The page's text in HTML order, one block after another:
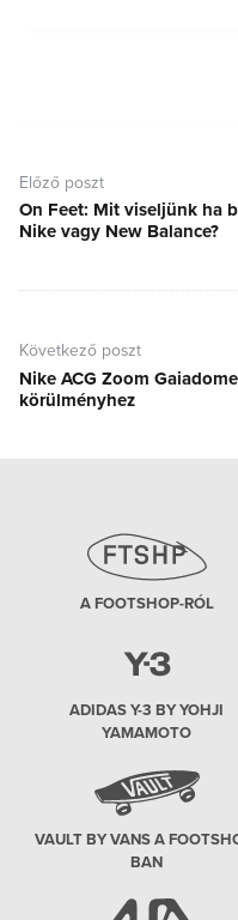
navigáció
Előző poszt
Előző
poszt:
On Feet: Mit viseljünk ha
Nike vagy New Balance?
Következő poszt
Következő
poszt:
Nike ACG Zoom
körülményhez
A FOOTSHOP-RÓL
ADIDAS Y-3 BY YOHJI
YAMAMOTO
VAULT BY VANS A
BAN